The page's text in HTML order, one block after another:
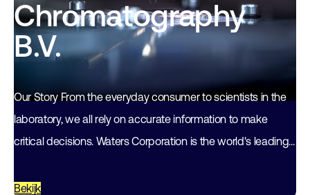
Chromatography
B.V.
Our Story From the everyday consumer to scientists in the
laboratory, we all rely on accurate information to make
critical decisions. Waters Corporation is the world's leading
Bekijk